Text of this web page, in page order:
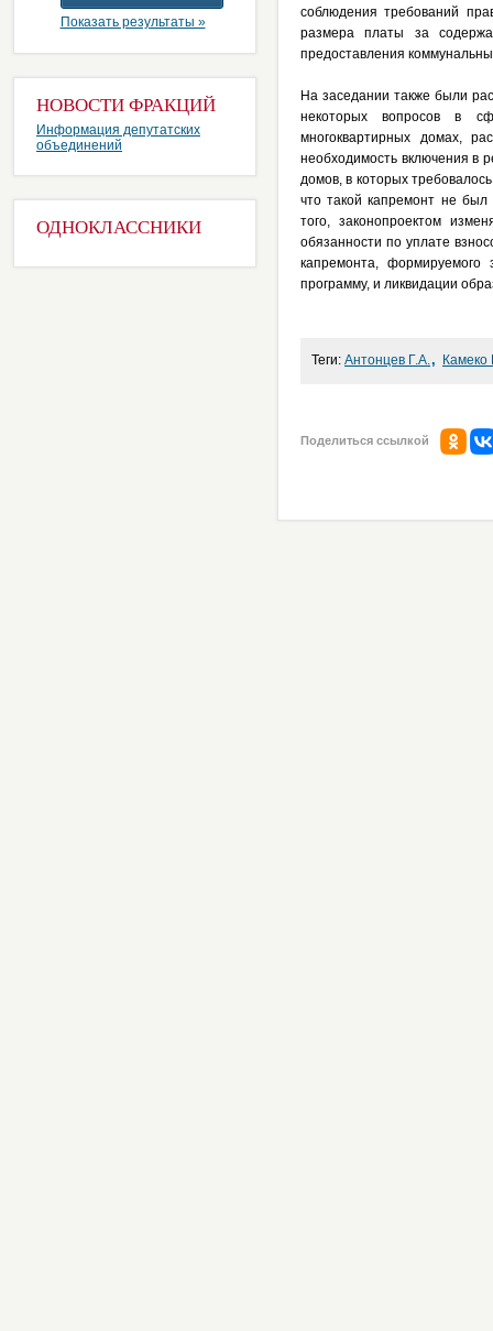
Показать результаты »
НОВОСТИ ФРАКЦИЙ
Информация депутатских
объединений
ОДНОКЛАССНИКИ
соблюдения требований
размера платы за
предоставления
На заседании также были
некоторых вопросов в
многоквартирных домах,
необходимость включения в
домов, в которых
что такой капремонт не
того, законопроектом
обязанности по уплате
капремонта,
программу, и ликвидации
Теги: Антонцев Г.А., Камеко
Поделиться ссылкой